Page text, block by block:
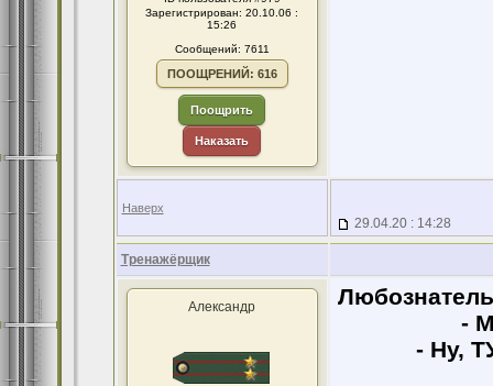
Зарегистрирован: 20.10.06 :
15:26
Сообщений: 7611
ПООЩРЕНИЙ: 616
Поощрить
Наказать
Наверх
29.04.20 : 14:28
Тренажёрщик
Александр
-
- Ну,